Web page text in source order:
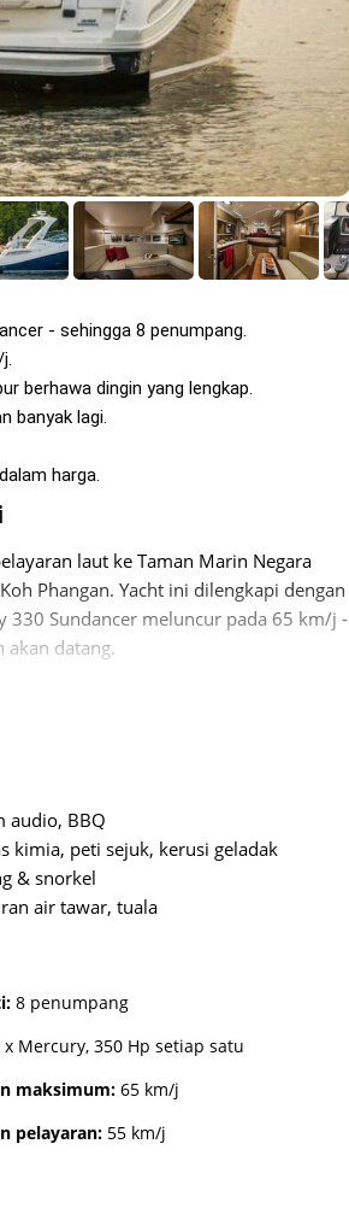
- sehingga 8 penumpang.
berhawa dingin yang lengkap.
banyak lagi.
harga.
laut ke Taman Marin Negara
Phangan. Yacht ini dilengkapi dengan
330 Sundancer meluncur pada 65 km/j -
akan datang.
sebuah dapur. Bot ini mempunyai 3
buritan mempunyai platform untuk
audio, BBQ
kimia, peti sejuk, kerusi geladak
& snorkel
air tawar, tuala
8 penumpang
Mercury, 350 Hp setiap satu
maksimum:65 km/j
pelayaran:55 km/j